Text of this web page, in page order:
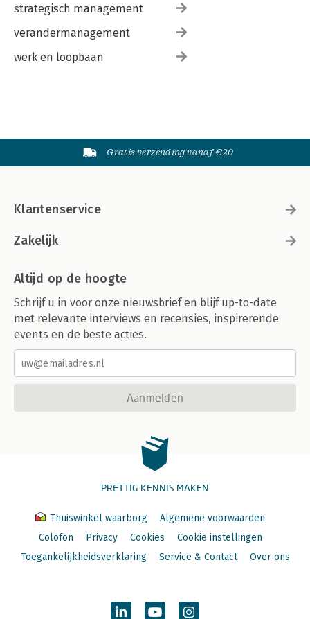
strategisch management
verandermanagement
werk en loopbaan
Gratis verzending vanaf €20
Klantenservice
Zakelijk
Altijd op de hoogte
Schrijf u in voor onze nieuwsbrief en blijf up-to-date
met relevante interviews en recensies, inspirerende
events en de beste acties.
Aanmelden
PRETTIG KENNIS MAKEN
Thuiswinkel waarborg
Algemene voorwaarden
Colofon
Privacy Cookies
Cookie instellingen
Toegankelijkheidsverklaring
Service & Contact Over ons